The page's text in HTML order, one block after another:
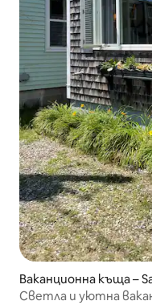
Ваканционна къща –
Светла и уютна